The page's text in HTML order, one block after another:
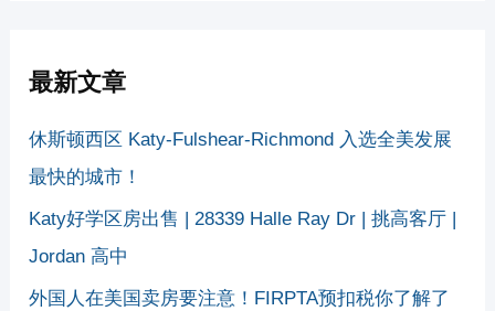
最新文章
休斯顿西区 Katy-Fulshear-Richmond 入选全美发展
最快的城市！
Katy好学区房出售 | 28339 Halle Ray Dr | 挑高客厅 |
Jordan 高中
外国人在美国卖房要注意！FIRPTA预扣税你了解了